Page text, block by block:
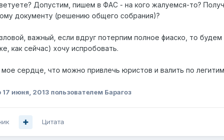
Допустим, пишем в ФАС - на кого жалуемся-то?
документу (решению общего собрания)?
важный, если вдруг потерпим полное фиаско, то
как сейчас) хочу испробовать.
мое сердце, что можно привлечь юристов и валить по
17 июня, 2013 пользователем Барагоз
Цитата